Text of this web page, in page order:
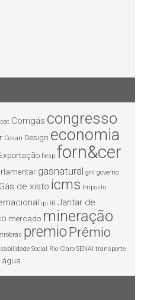
cat Comgás congresso
Cosan Design economia
fiesp forn&cer
gasnatural gnl governo
Gás de xisto icms Imposto
ipi IR Jantar de
mercado mineração
premioPrêmio
Social Rio Claro SENAI transporte
água